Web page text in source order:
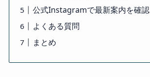
公式Instagramで最新案内を確認
よくある質問
まとめ